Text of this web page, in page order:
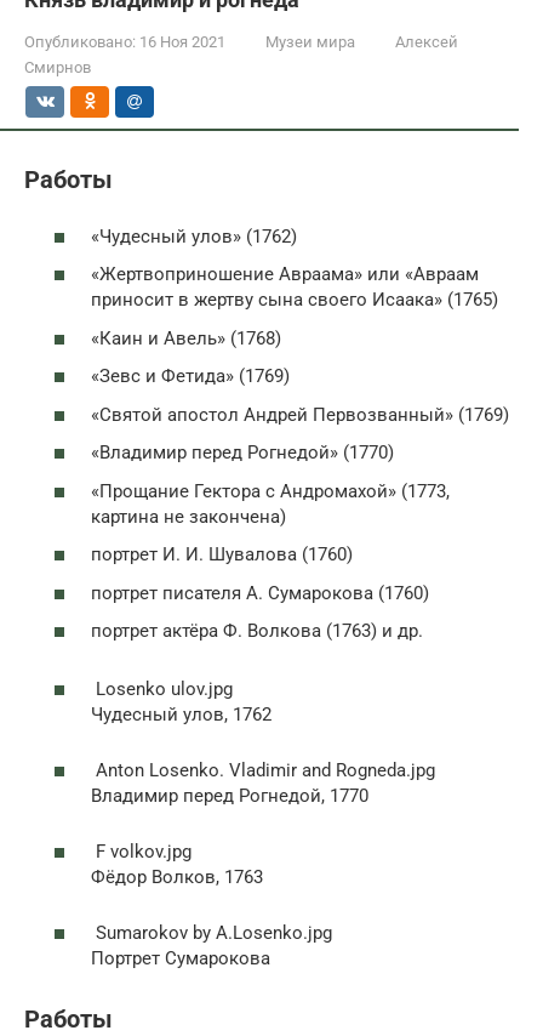
Опубликовано: 16 Ноя 2021 Музеи мира
Алексей
Смирнов
Работы
«Чудесный улов» (1762)
«Жертвоприношение Авраама» или «Авраам
приносит в жертву сына своего Исаака» (1765)
«Каин и Авель» (1768)
«Зевс и Фетида» (1769)
«Святой апостол Андрей Первозванный» (1769)
«Владимир перед Рогнедой» (1770)
«Прощание Гектора с Андромахой» (1773,
картина не закончена)
портрет И. И. Шувалова (1760)
портрет писателя А. Сумарокова (1760)
портрет актёра Ф. Волкова (1763) и др.
Losenko ulov.jpg
Чудесный улов, 1762
Anton Losenko. Vladimir and Rogneda.jpg
Владимир перед Рогнедой, 1770
F volkov.jpg
Фёдор Волков, 1763
Sumarokov by A.Losenko.jpg
Портрет Сумарокова
Работы